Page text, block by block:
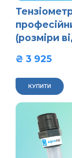
(розміри
₴ 3 925
КУПИТИ